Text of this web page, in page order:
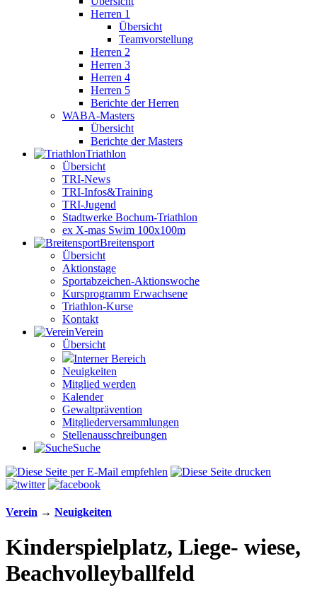
Herren 1
Übersicht
Teamvorstellung
Herren 2
Herren 3
Herren 4
Herren 5
Berichte der Herren
WABA-Masters
Übersicht
Berichte der Masters
Triathlon
Übersicht
TRI-News
TRI-Infos&Training
TRI-Jugend
Stadtwerke Bochum-Triathlon
ex X-mas Swim 100x100m
Breiten­sport
Übersicht
Aktionstage
Sportabzeichen-Aktionswoche
Kursprogramm Erwachsene
Triathlon-Kurse
Kontakt
Verein
Übersicht
Interner Bereich
Neuigkeiten
Mitglied werden
Kalender
Gewaltprävention
Mitglieder­versammlungen
Stellen­aus­schrei­bungen
Suche
Verein → Neuigkeiten
Kinderspielplatz, Liege- wiese,
Beachvolleyballfeld